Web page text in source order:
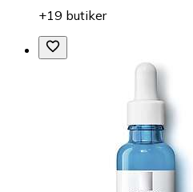
+19 butiker